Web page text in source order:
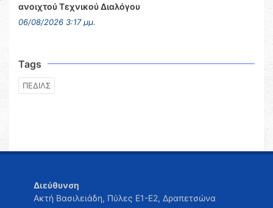
ανοιχτού Τεχνικού Διαλόγου
06/08/2026 3:17 μμ.
Tags
ΠΕΔΙΛΣ
Διεύθυνση
Ακτή Βασιλειάδη, Πύλες Ε1-Ε2, Δραπετσώνα